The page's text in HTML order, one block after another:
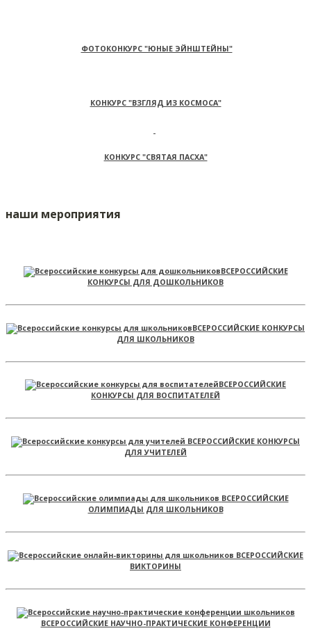
ФОТОКОНКУРС "ЮНЫЕ ЭЙНШТЕЙНЫ"
КОНКУРС "ВЗГЛЯД ИЗ КОСМОСА"
КОНКУРС "СВЯТАЯ ПАСХА"
наши мероприятия
ВСЕРОССИЙСКИЕ
КОНКУРСЫ ДЛЯ ДОШКОЛЬНИКОВ
ВСЕРОССИЙСКИЕ КОНКУРСЫ
ДЛЯ ШКОЛЬНИКОВ
ВСЕРОССИЙСКИЕ
КОНКУРСЫ ДЛЯ ВОСПИТАТЕЛЕЙ
ВСЕРОССИЙСКИЕ КОНКУРСЫ
ДЛЯ УЧИТЕЛЕЙ
ВСЕРОССИЙСКИЕ
ОЛИМПИАДЫ ДЛЯ ШКОЛЬНИКОВ
ВСЕРОССИЙСКИЕ
ВИКТОРИНЫ
ВСЕРОССИЙСКИЕ НАУЧНО-ПРАКТИЧЕСКИЕ КОНФЕРЕНЦИИ